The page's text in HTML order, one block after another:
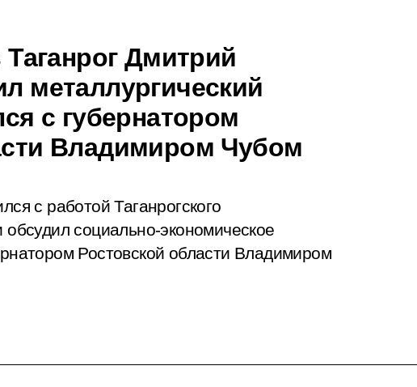
Дмитрий
металлургический
с губернатором
Владимиром Чубом
с работой Таганрогского
обсудил социально-экономическое
Ростовской области Владимиром